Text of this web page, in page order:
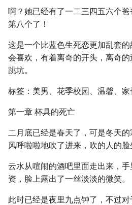
啊？她已经有了一二三四五六个
第八个了！
这是一个比蓝色生死恋更加乱套
会喜欢，有着离奇的开头，离奇
跳坑。
标签：美男、花季校园、温馨、
第一章 杯具的死亡
二月底已经是春天了，可是冬天
风呼啦啦地吹了进来，吹的人的脸
云水从喧闹的酒吧里面走出来，
资，脸上露出了一丝淡淡的微笑。
此时已经是夜里九点钟了，不过